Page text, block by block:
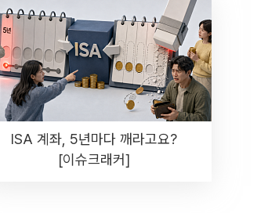
ISA 계좌, 5년마다 깨라고요?
[이슈크래커]